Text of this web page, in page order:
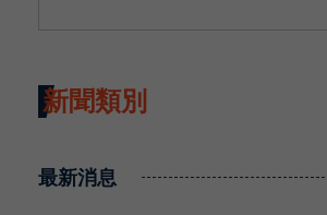
新聞類別
最新消息